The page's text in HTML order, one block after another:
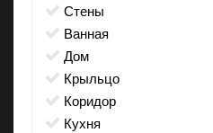
стены
ванная
дом
крыльцо
коридор
кухня